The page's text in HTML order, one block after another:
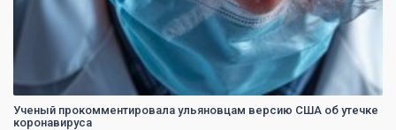
Ученый прокомментировала ульяновцам версию США об утечке
коронавируса